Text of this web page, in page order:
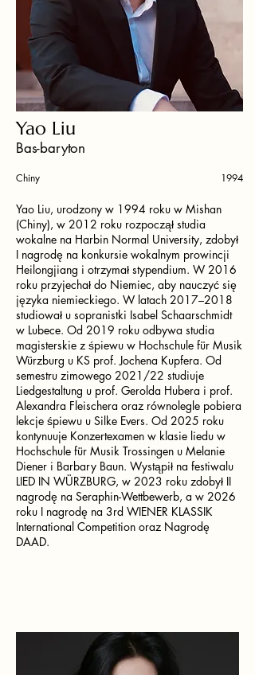
Yao Liu
Bas-baryton
1994
Chiny
Yao Liu, urodzony w 1994 roku w Mishan
(Chiny), w 2012 roku rozpoczął studia
wokalne na Harbin Normal University, zdobył
I nagrodę na konkursie wokalnym prowincji
Heilongjiang i otrzymał stypendium. W 2016
roku przyjechał do Niemiec, aby nauczyć się
języka niemieckiego. W latach 2017–2018
studiował u sopranistki Isabel Schaarschmidt
w Lubece. Od 2019 roku odbywa studia
magisterskie z śpiewu w Hochschule für Musik
Würzburg u KS prof. Jochena Kupfera. Od
semestru zimowego 2021/22 studiuje
Liedgestaltung u prof. Gerolda Hubera i prof.
Alexandra Fleischera oraz równolegle pobiera
lekcje śpiewu u Silke Evers. Od 2025 roku
kontynuuje Konzertexamen w klasie liedu w
Hochschule für Musik Trossingen u Melanie
Diener i Barbary Baun. Wystąpił na festiwalu
LIED IN WÜRZBURG, w 2023 roku zdobył II
nagrodę na Seraphin-Wettbewerb, a w 2026
roku I nagrodę na 3rd WIENER KLASSIK
International Competition oraz Nagrodę
DAAD.